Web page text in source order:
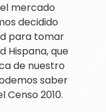
mercado
decidido
para tomar
Hispana, que
de nuestro
saber
Censo 2010.